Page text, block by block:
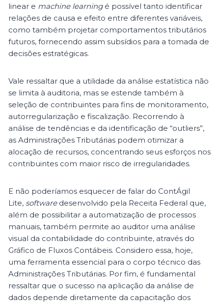
linear e machine learningé possível tanto identificar
relações de causa e efeito entre diferentes variáveis,
como também projetar comportamentos tributários
futuros, fornecendo assim subsídios para a tomada de
decisões estratégicas.
Vale ressaltar que a utilidade da análise estatística não
se limita à auditoria, mas se estende também à
seleção de contribuintes para fins de monitoramento,
autorregularização e fiscalização. Recorrendo à
análise de tendências e da identificação de “outliers”,
as Administrações Tributárias podem otimizar a
alocação de recursos, concentrando seus esforços nos
contribuintes com maior risco de irregularidades.
E não poderíamos esquecer de falar do ContÁgil
Lite, softwaredesenvolvido pela Receita Federal que,
além de possibilitar a automatização de processos
manuais, também permite ao auditor uma análise
visual da contabilidade do contribuinte, através do
Gráfico de Fluxos Contábeis. Considero essa, hoje,
uma ferramenta essencial para o corpo técnico das
Administrações Tributárias. Por fim, é fundamental
ressaltar que o sucesso na aplicação da análise de
dados depende diretamente da capacitação dos